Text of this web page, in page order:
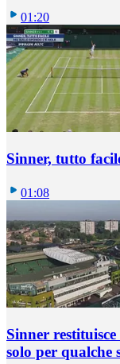
01:20
Sinner, tutto
01:08
Sinner
solo per qualche